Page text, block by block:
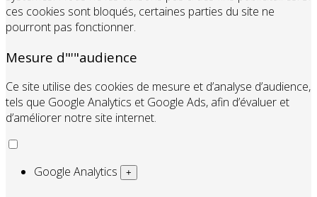
ces cookies sont bloqués, certaines parties du site ne
pourront pas fonctionner.
Mesure d"'"audience
Ce site utilise des cookies de mesure et d’analyse d’audience,
tels que Google Analytics et Google Ads, afin d’évaluer et
d’améliorer notre site internet.
Google Analytics +